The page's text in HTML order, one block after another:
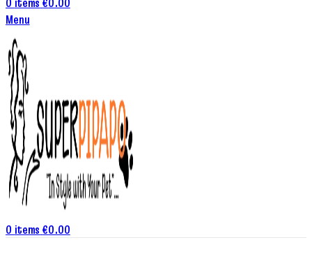
Menu
0 items €0.00